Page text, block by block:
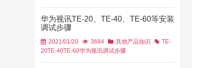
华为视讯TE-20、TE-40、TE-60等安装
调试步骤
2021/01/20 3684 其他产品知识
TE-
20TE-40TE-60华为视讯调试步骤